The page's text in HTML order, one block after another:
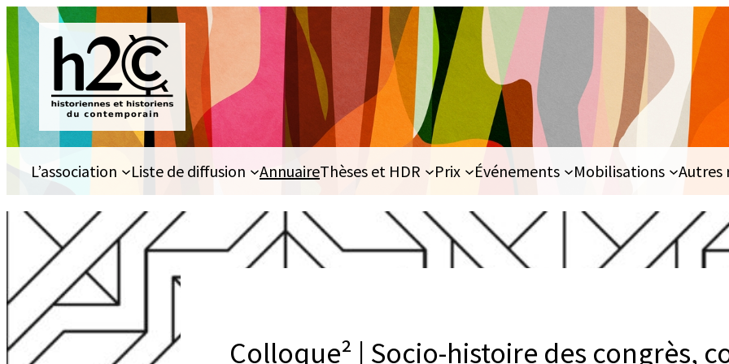
Aller
au
contenu
L’association Liste de diffusion AnnuaireThèses et HDR Prix Événements Mobilisations Autres
Colloque² | Socio-histoire des congrès,